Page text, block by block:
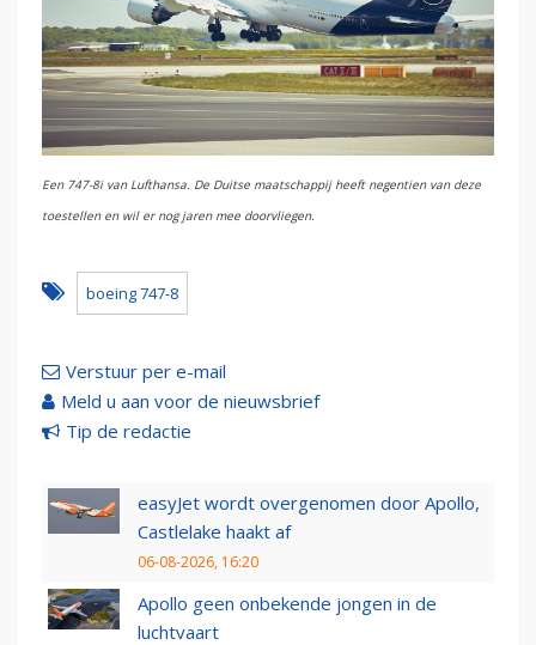
Een 747-8i van Lufthansa. De Duitse maatschappij heeft negentien van deze
toestellen en wil er nog jaren mee doorvliegen.
boeing 747-8
Verstuur per e-mail
Meld u aan voor de nieuwsbrief
Tip de redactie
easyJet wordt overgenomen door Apollo,
Castlelake haakt af
06-08-2026, 16:20
Apollo geen onbekende jongen in de
luchtvaart